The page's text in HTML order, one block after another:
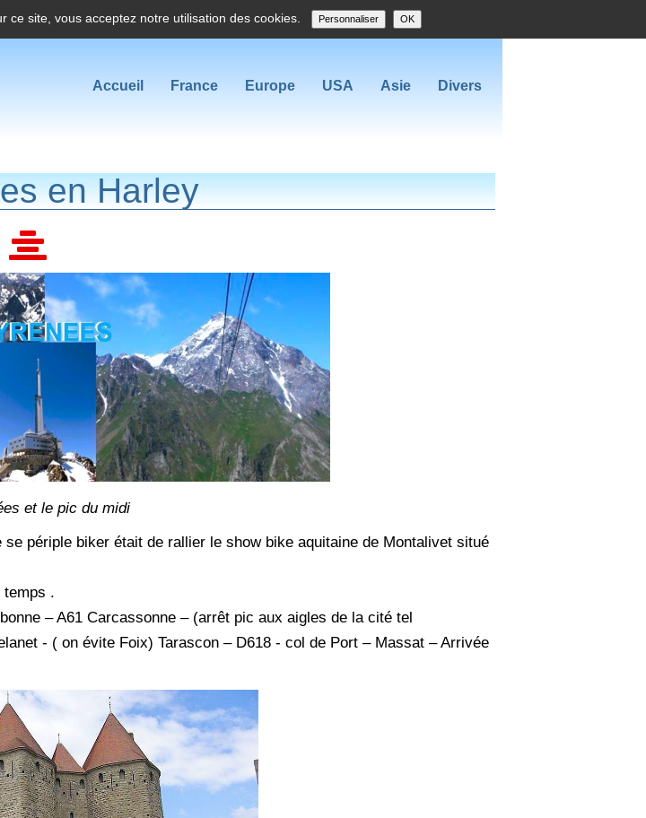
ce site, vous acceptez notre utilisation des cookies. Personnaliser OK
Accueil France Europe USA Asie Divers
en Harley
et le pic du midi
périple biker était de rallier le show bike aquitaine de Montalivet situé
temps .
– A61 Carcassonne – (arrêt pic aux aigles de la cité tel
- ( on évite Foix) Tarascon – D618 - col de Port – Massat – Arrivée